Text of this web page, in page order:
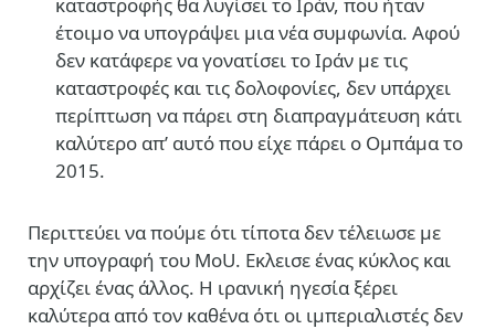
καταστροφής θα λυγίσει το Ιράν, που ήταν
έτοιμο να υπογράψει μια νέα συμφωνία. Αφού
δεν κατάφερε να γονατίσει το Ιράν με τις
καταστροφές και τις δολοφονίες, δεν υπάρχει
περίπτωση να πάρει στη διαπραγμάτευση κάτι
καλύτερο απ’ αυτό που είχε πάρει ο Ομπάμα το
2015.
Περιττεύει να πούμε ότι τίποτα δεν τέλειωσε με
την υπογραφή του ΜoU. Εκλεισε ένας κύκλος και
αρχίζει ένας άλλος. Η ιρανική ηγεσία ξέρει
καλύτερα από τον καθένα ότι οι ιμπεριαλιστές δεν